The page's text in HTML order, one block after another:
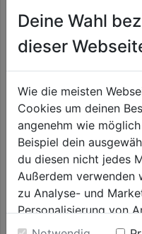
Sicherheitshalbschuh S3
Alessio SRC ESD schw./blau
Low
0.0 (0)
0.0
von
5
84,99€
Deine Wahl
dieser
Wie die meisten
Cookies um deinen
angenehm wie
Beispiel dein
du diesen nicht jedes
Außerdem verwenden
zu Analyse- und
Personalisierung von
Einwilligung werden